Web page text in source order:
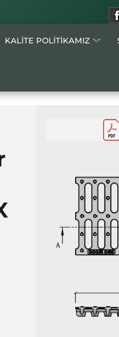
KALİTE POLİTİKAMIZ